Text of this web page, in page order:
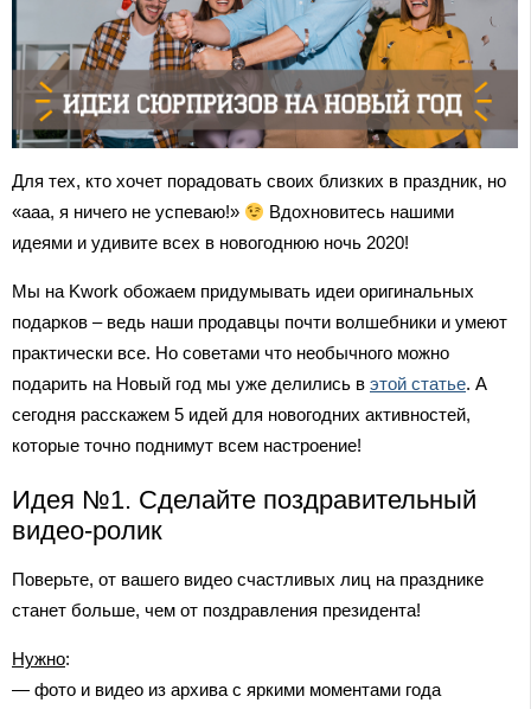
Для тех, кто хочет порадовать своих близких в праздник, но
«ааа, я ничего не успеваю!»
Вдохновитесь нашими
идеями и удивите всех в новогоднюю ночь 2020!
Мы на Kwork обожаем придумывать идеи оригинальных
подарков – ведь наши продавцы почти волшебники и умеют
практически все. Но советами что необычного можно
подарить на Новый год мы уже делились в этой статье. А
сегодня расскажем 5 идей для новогодних активностей,
которые точно поднимут всем настроение!
Идея №1. Сделайте поздравительный
видео-ролик
Поверьте, от вашего видео счастливых лиц на празднике
станет больше, чем от поздравления президента!
Нужно:
— фото и видео из архива с яркими моментами года